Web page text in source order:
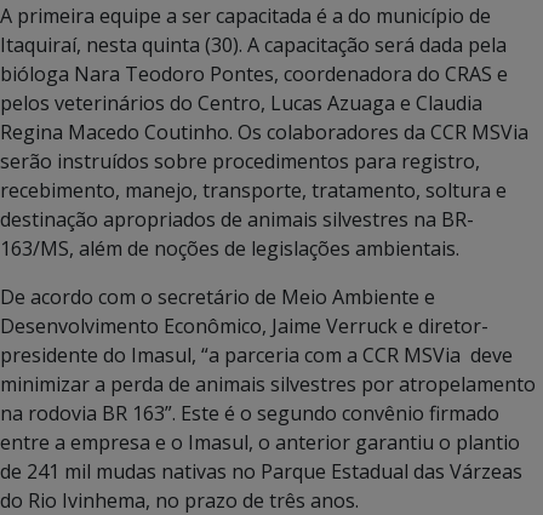
A primeira equipe a ser capacitada é a do município de
Itaquiraí, nesta quinta (30). A capacitação será dada pela
bióloga Nara Teodoro Pontes, coordenadora do CRAS e
pelos veterinários do Centro, Lucas Azuaga e Claudia
Regina Macedo Coutinho. Os colaboradores da CCR MSVia
serão instruídos sobre procedimentos para registro,
recebimento, manejo, transporte, tratamento, soltura e
destinação apropriados de animais silvestres na BR-
163/MS, além de noções de legislações ambientais.
De acordo com o secretário de Meio Ambiente e
Desenvolvimento Econômico, Jaime Verruck e diretor-
presidente do Imasul, “a parceria com a CCR MSVia deve
minimizar a perda de animais silvestres por atropelamento
na rodovia BR 163”. Este é o segundo convênio firmado
entre a empresa e o Imasul, o anterior garantiu o plantio
de 241 mil mudas nativas no Parque Estadual das Várzeas
do Rio Ivinhema, no prazo de três anos.